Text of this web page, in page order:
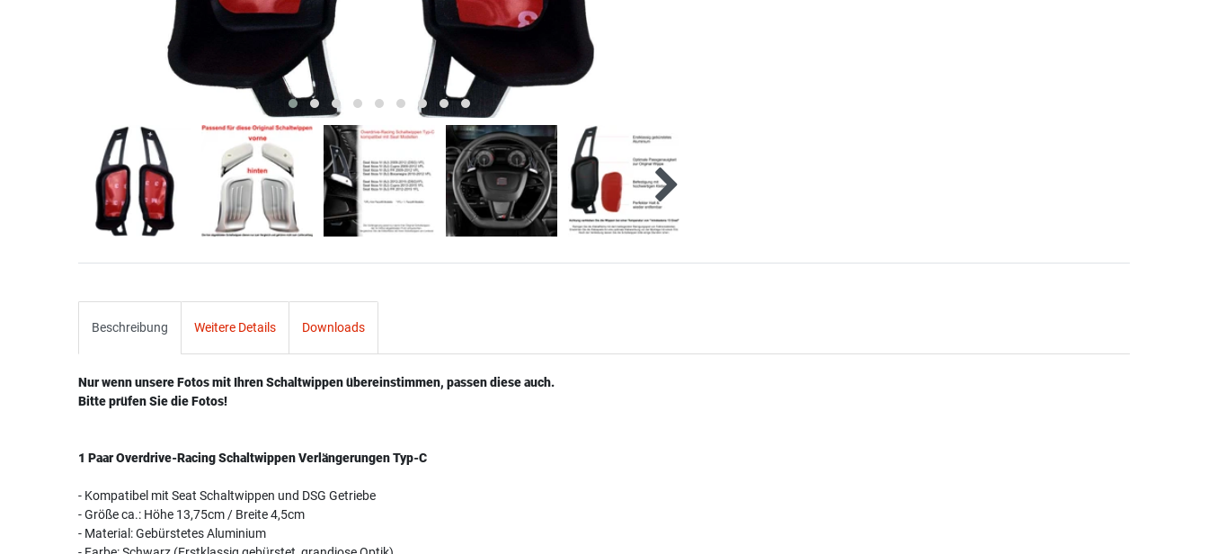
Beschreibung Weitere Details Downloads
Nur wenn unsere Fotos mit Ihren Schaltwippen übereinstimmen, passen diese auch.
Bitte prüfen Sie die Fotos!
1 Paar Overdrive-Racing Schaltwippen Verlängerungen Typ-C
- Kompatibel mit Seat Schaltwippen und DSG Getriebe
- Größe ca.: Höhe 13,75cm / Breite 4,5cm
- Material: Gebürstetes Aluminium